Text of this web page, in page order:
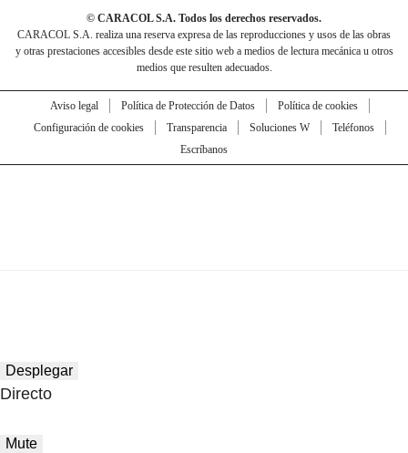
© CARACOL S.A. Todos los derechos reservados.
CARACOL S.A. realiza una reserva expresa de las reproducciones y usos de las obras
y otras prestaciones accesibles desde este sitio web a medios de lectura mecánica u otros
medios que resulten adecuados.
Aviso legal Política de Protección de Datos
Política de cookies
Configuración de cookies
Transparencia Soluciones W
Teléfonos
Escríbanos
Desplegar
Directo
Mute